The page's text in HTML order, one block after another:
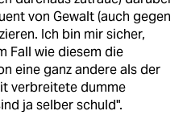
von Gewalt (auch gegen
Ich bin mir sicher,
Fall wie diesem die
eine ganz andere als der
verbreitete dumme
ja selber schuld".